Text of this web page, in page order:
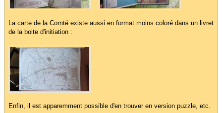
La carte de la Comté existe aussi en format moins coloré dans un livret
de la boite d'initiation :
Enfin, il est apparemment possible d'en trouver en version puzzle, etc.